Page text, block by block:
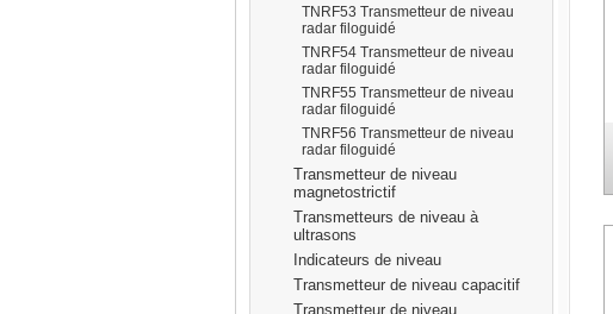
TNRF53 Transmetteur de niveau
radar filoguidé
TNRF54 Transmetteur de niveau
radar filoguidé
TNRF55 Transmetteur de niveau
radar filoguidé
TNRF56 Transmetteur de niveau
radar filoguidé
Transmetteur de niveau
magnetostrictif
Transmetteurs de niveau à
ultrasons
Indicateurs de niveau
Transmetteur de niveau capacitif
Transmetteur de niveau